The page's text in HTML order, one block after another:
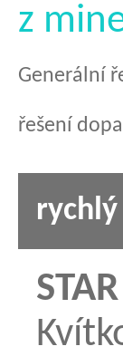
z
Generální
řešení